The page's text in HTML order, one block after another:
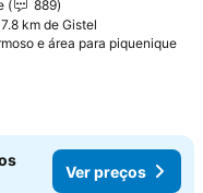
889
km de Gistel
e área para piquenique
Ver preços